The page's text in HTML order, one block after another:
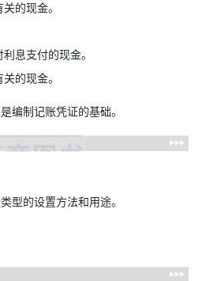
的现金。
息支付的现金。
的现金。
编制记账凭证的基础。
型的设置方法和用途。